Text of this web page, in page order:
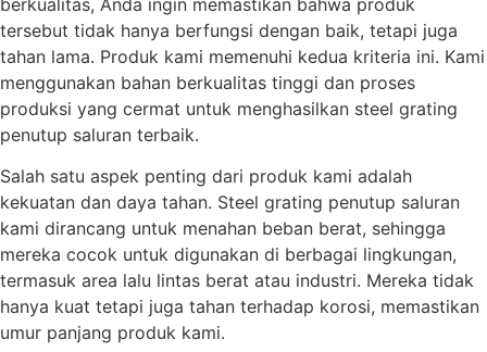
tersebut tidak hanya berfungsi dengan baik, tetapi juga
tahan lama. Produk kami memenuhi kedua kriteria ini. Kami
menggunakan bahan berkualitas tinggi dan proses
produksi yang cermat untuk menghasilkan steel grating
penutup saluran terbaik.
Salah satu aspek penting dari produk kami adalah
kekuatan dan daya tahan. Steel grating penutup saluran
kami dirancang untuk menahan beban berat, sehingga
mereka cocok untuk digunakan di berbagai lingkungan,
termasuk area lalu lintas berat atau industri. Mereka tidak
hanya kuat tetapi juga tahan terhadap korosi, memastikan
umur panjang produk kami.